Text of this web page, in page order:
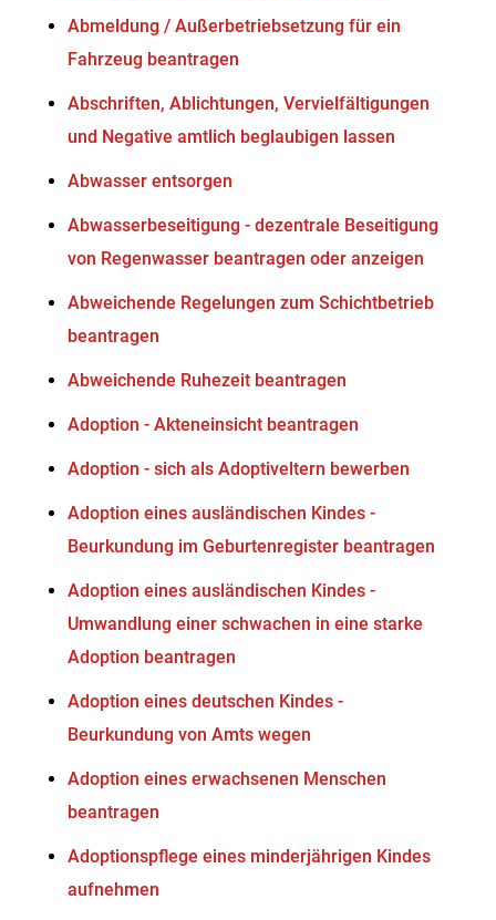
Abmeldung / Außerbetriebsetzung für ein
Fahrzeug beantragen
Abschriften, Ablichtungen, Vervielfältigungen
und Negative amtlich beglaubigen lassen
Abwasser entsorgen
Abwasserbeseitigung - dezentrale Beseitigung
von Regenwasser beantragen oder anzeigen
Abweichende Regelungen zum Schichtbetrieb
beantragen
Abweichende Ruhezeit beantragen
Adoption - Akteneinsicht beantragen
Adoption - sich als Adoptiveltern bewerben
Adoption eines ausländischen Kindes -
Beurkundung im Geburtenregister beantragen
Adoption eines ausländischen Kindes -
Umwandlung einer schwachen in eine starke
Adoption beantragen
Adoption eines deutschen Kindes -
Beurkundung von Amts wegen
Adoption eines erwachsenen Menschen
beantragen
Adoptionspflege eines minderjährigen Kindes
aufnehmen